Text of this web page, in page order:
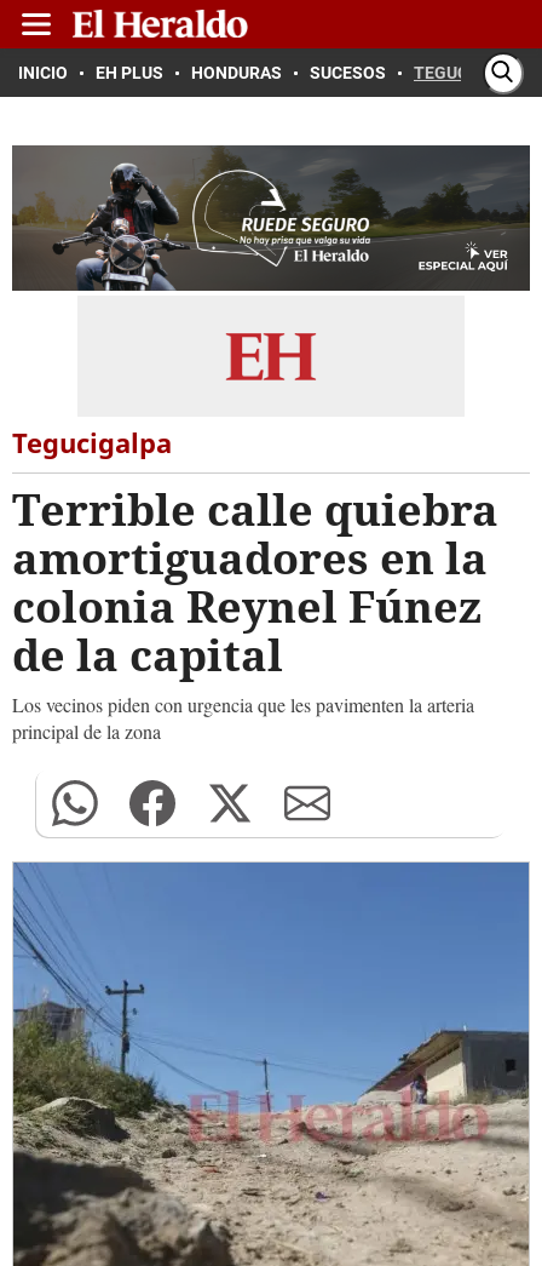
INICIO EH PLUS HONDURAS SUCESOS TEGUCIGALPA
Tegucigalpa
Terrible calle quiebra
amortiguadores en la
colonia Reynel Fúnez
de la capital
Los vecinos piden con urgencia que les pavimenten la arteria
principal de la zona